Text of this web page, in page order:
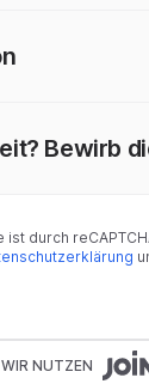
Bewirb
ist durch
WIR NUTZEN